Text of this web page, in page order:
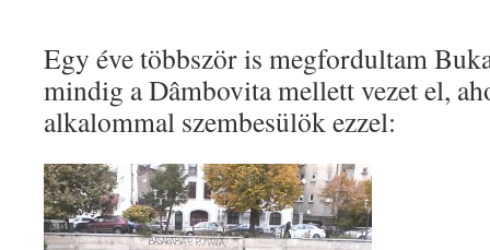
Egy éve többször is megfordultam
mindig a Dâmbovita mellett vezet el,
alkalommal szembesülök ezzel: